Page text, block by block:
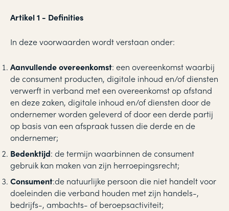
Artikel 1 - Definities
In deze voorwaarden wordt verstaan onder:
Aanvullende overeenkomst: een overeenkomst waarbij
de consument producten, digitale inhoud en/of diensten
verwerft in verband met een overeenkomst op afstand
en deze zaken, digitale inhoud en/of diensten door de
ondernemer worden geleverd of door een derde partij
op basis van een afspraak tussen die derde en de
ondernemer;
Bedenktijd: de termijn waarbinnen de consument
gebruik kan maken van zijn herroepingsrecht;
Consument:de natuurlijke persoon die niet handelt voor
doeleinden die verband houden met zijn handels-,
bedrijfs-, ambachts- of beroepsactiviteit;